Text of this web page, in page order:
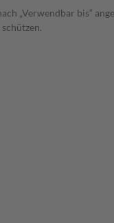
„Verwendbar bis“